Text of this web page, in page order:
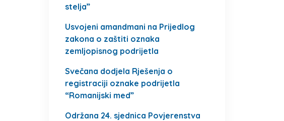
stelja”
Usvojeni amandmani na Prijedlog
zakona o zaštiti oznaka
zemljopisnog podrijetla
Svečana dodjela Rješenja o
registraciji oznake podrijetla
“Romanijski med”
Održana 24. sjednica Povjerenstva